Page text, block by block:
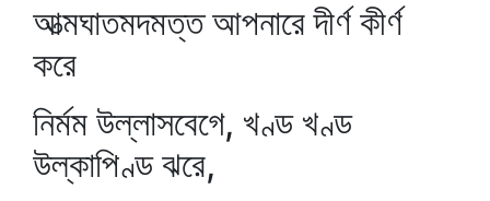
আত্মঘাতমদমত্ত আপনারে দীর্ণ কীর্ণ
করে
নির্মম উল্লাসবেগে, খণ্ড খণ্ড
উল্কাপিণ্ড ঝরে,